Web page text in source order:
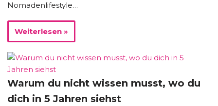
Nomadenlifestyle…
Weiterlesen »
Warum du nicht wissen musst, wo du
dich in 5 Jahren siehst